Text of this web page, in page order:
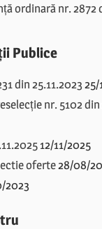
ordinară nr. 2872
Publice
din 25.11.2023 25/
nr. 5102 din
12/11/2025
oferte28/08/
2023